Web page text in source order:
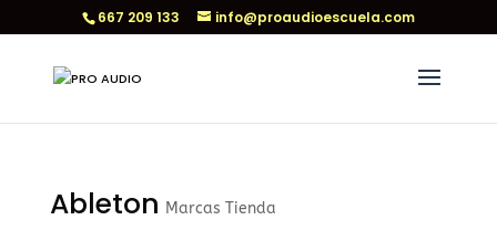
667 209 133 info@proaudioescuela.com
Ableton Marcas Tienda